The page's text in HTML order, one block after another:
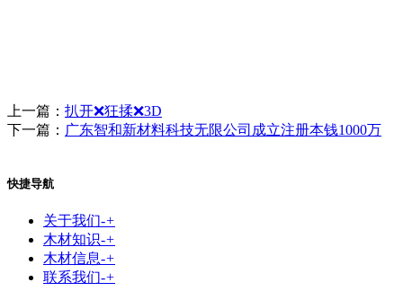
上一篇： 扒开❌狂揉❌3D
下一篇： 广东智和新材料科技无限公司成立注册本钱1000万
快捷导航
关于我们-+
木材知识-+
木材信息-+
联系我们-+